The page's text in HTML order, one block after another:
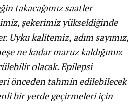
takacağımız saatler
şekerimiz yükseldiğinde
Uyku kalitemiz, adım sayımız,
ne kadar maruz kaldığımız
olacak. Epilepsi
önceden tahmin edilebilecek
bir yerde geçirmeleri için